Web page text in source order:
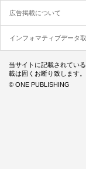
広告掲載について
インフォマティブデータ
当サイトに記載されてい
載は固くお断り致します。
© ONE PUBLISHING